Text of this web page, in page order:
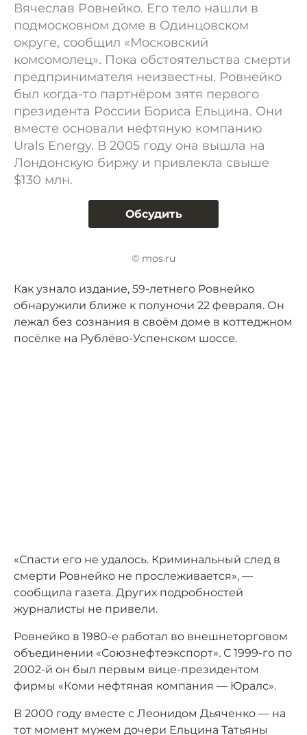
Вячеслав Ровнейко. Его тело нашли в
подмосковном доме в Одинцовском
округе, сообщил «Московский
комсомолец». Пока обстоятельства смерти
предпринимателя неизвестны. Ровнейко
был когда-то партнёром зятя первого
президента России Бориса Ельцина. Они
вместе основали нефтяную компанию
Urals Energy. В 2005 году она вышла на
Лондонскую биржу и привлекла свыше
$130 млн.
Обсудить
© mos.ru
Как узнало издание, 59-летнего Ровнейко
обнаружили ближе к полуночи 22 февраля. Он
лежал без сознания в своём доме в коттеджном
посёлке на Рублёво-Успенском шоссе.
«Спасти его не удалось. Криминальный след в
смерти Ровнейко не прослеживается», —
сообщила газета. Других подробностей
журналисты не привели.
Ровнейко в 1980-е работал во внешнеторговом
объединении «Союзнефтеэкспорт». С 1999-го по
2002-й он был первым вице-президентом
фирмы «Коми нефтяная компания — Юралс».
В 2000 году вместе с Леонидом Дьяченко — на
тот момент мужем дочери Ельцина Татьяны